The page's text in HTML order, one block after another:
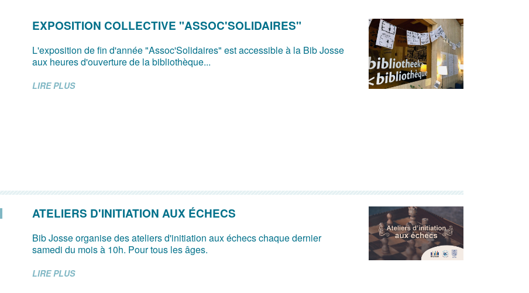
EXPOSITION COLLECTIVE "ASSOC'SOLIDAIRES"
L'exposition de fin d'année "Assoc'Solidaires" est accessible à la Bib Josse
aux heures d'ouverture de la bibliothèque...
LIRE PLUS
ATELIERS D'INITIATION AUX ÉCHECS
Bib Josse organise des ateliers d'initiation aux échecs chaque dernier
samedi du mois à 10h. Pour tous les âges.
LIRE PLUS